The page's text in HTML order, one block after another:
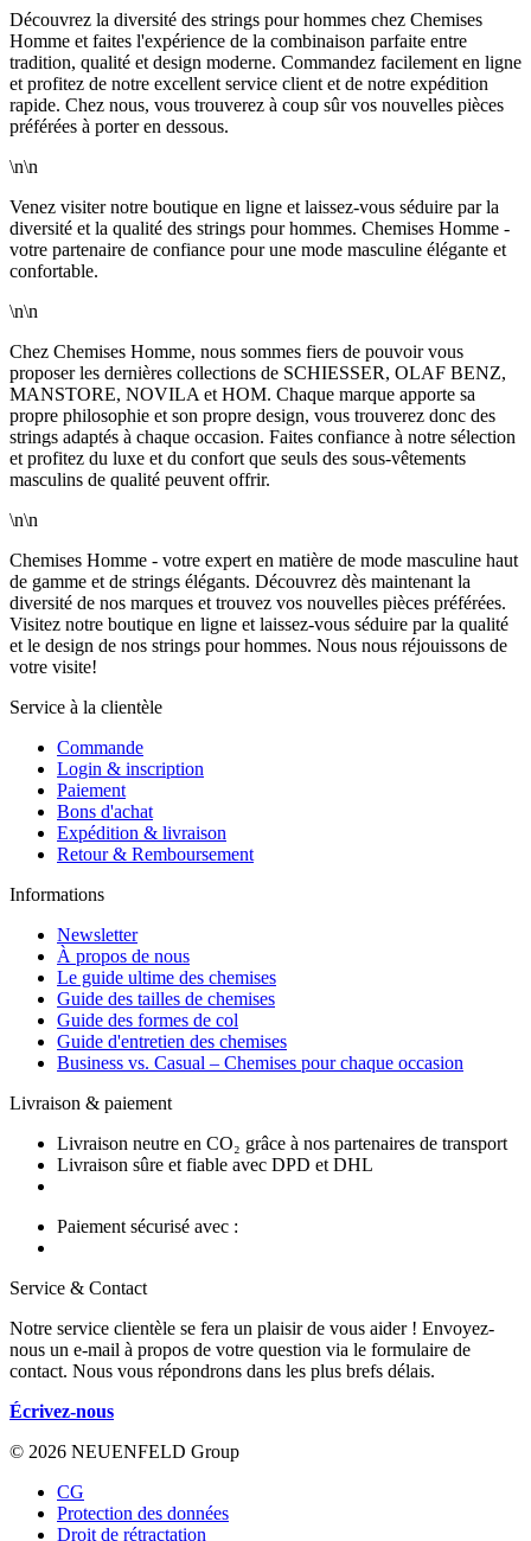
Découvrez la diversité des strings pour hommes chez Chemises
Homme et faites l'expérience de la combinaison parfaite entre
tradition, qualité et design moderne. Commandez facilement en ligne
et profitez de notre excellent service client et de notre expédition
rapide. Chez nous, vous trouverez à coup sûr vos nouvelles pièces
préférées à porter en dessous.
\n\n
Venez visiter notre boutique en ligne et laissez-vous séduire par la
diversité et la qualité des strings pour hommes. Chemises Homme -
votre partenaire de confiance pour une mode masculine élégante et
confortable.
\n\n
Chez Chemises Homme, nous sommes fiers de pouvoir vous
proposer les dernières collections de SCHIESSER, OLAF BENZ,
MANSTORE, NOVILA et HOM. Chaque marque apporte sa
propre philosophie et son propre design, vous trouverez donc des
strings adaptés à chaque occasion. Faites confiance à notre sélection
et profitez du luxe et du confort que seuls des sous-vêtements
masculins de qualité peuvent offrir.
\n\n
Chemises Homme - votre expert en matière de mode masculine haut
de gamme et de strings élégants. Découvrez dès maintenant la
diversité de nos marques et trouvez vos nouvelles pièces préférées.
Visitez notre boutique en ligne et laissez-vous séduire par la qualité
et le design de nos strings pour hommes. Nous nous réjouissons de
votre visite!
Service à la clientèle
Commande
Login & inscription
Paiement
Bons d'achat
Expédition & livraison
Retour & Remboursement
Informations
Newsletter
À propos de nous
Le guide ultime des chemises
Guide des tailles de chemises
Guide des formes de col
Guide d'entretien des chemises
Business vs. Casual – Chemises pour chaque occasion
Livraison & paiement
Livraison neutre en CO₂ grâce à nos partenaires de transport
Livraison sûre et fiable avec DPD et DHL
Paiement sécurisé avec :
Service & Contact
Notre service clientèle se fera un plaisir de vous aider ! Envoyez-
nous un e-mail à propos de votre question via le formulaire de
contact. Nous vous répondrons dans les plus brefs délais.
Écrivez-nous
© 2026 NEUENFELD Group
CG
Protection des données
Droit de rétractation